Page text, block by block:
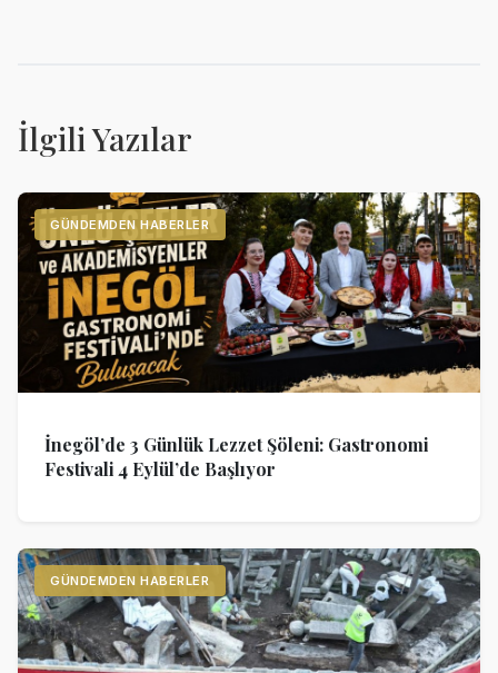
İlgili Yazılar
GÜNDEMDEN HABERLER
İnegöl’de 3 Günlük Lezzet Şöleni: Gastronomi
Festivali 4 Eylül’de Başlıyor
GÜNDEMDEN HABERLER